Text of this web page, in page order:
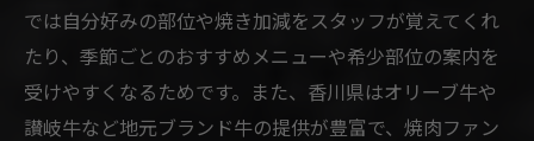
焼肉好きが香川県で満足する楽しみ方
香川県で焼肉を堪能するベストな方法
焼肉行きつけ巡りで広がる香川の味覚
では自分好みの部位や焼き加減をスタッフが覚えてくれ
たり、季節ごとのおすすめメニューや希少部位の案内を
受けやすくなるためです。また、香川県はオリーブ牛や
讃岐牛など地元ブランド牛の提供が豊富で、焼肉ファン